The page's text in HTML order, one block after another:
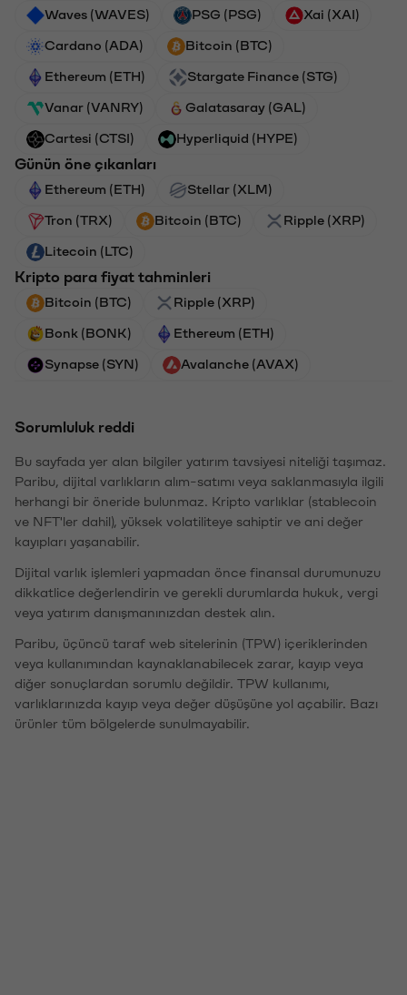
Waves (WAVES) PSG (PSG) Xai (XAI)
Cardano (ADA) Bitcoin (BTC)
Ethereum (ETH) Stargate Finance (STG)
Vanar (VANRY) Galatasaray (GAL)
Cartesi (CTSI) Hyperliquid (HYPE)
Günün öne çıkanları
Ethereum (ETH) Stellar (XLM)
Tron (TRX) Bitcoin (BTC) Ripple (XRP)
Litecoin (LTC)
Kripto para fiyat tahminleri
Bitcoin (BTC) Ripple (XRP)
Bonk (BONK) Ethereum (ETH)
Synapse (SYN) Avalanche (AVAX)
Sorumluluk reddi
Bu sayfada yer alan bilgiler yatırım tavsiyesi niteliği taşımaz.
Paribu, dijital varlıkların alım-satımı veya saklanmasıyla ilgili
herhangi bir öneride bulunmaz. Kripto varlıklar (stablecoin
ve NFT'ler dahil), yüksek volatiliteye sahiptir ve ani değer
kayıpları yaşanabilir.
Dijital varlık işlemleri yapmadan önce finansal durumunuzu
dikkatlice değerlendirin ve gerekli durumlarda hukuk, vergi
veya yatırım danışmanınızdan destek alın.
Paribu, üçüncü taraf web sitelerinin (TPW) içeriklerinden
veya kullanımından kaynaklanabilecek zarar, kayıp veya
diğer sonuçlardan sorumlu değildir. TPW kullanımı,
varlıklarınızda kayıp veya değer düşüşüne yol açabilir. Bazı
ürünler tüm bölgelerde sunulmayabilir.